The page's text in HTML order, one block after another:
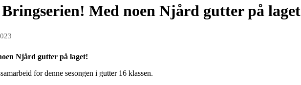
Med noen Njård gutter på laget
Njård gutter på laget!
for denne sesongen i gutter 16 klassen.